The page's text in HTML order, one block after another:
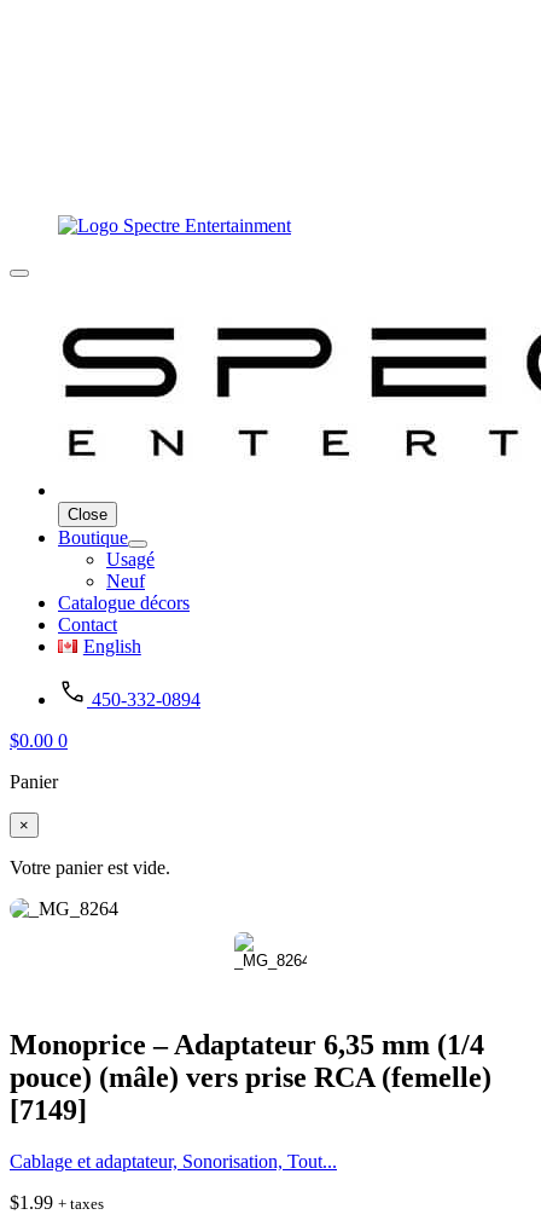
Close
Boutique
Usagé
Neuf
Catalogue décors
Contact
English
450-332-0894
$0.00 0
Panier
×
Votre panier est vide.
Monoprice – Adaptateur 6,35 mm (1/4
pouce) (mâle) vers prise RCA (femelle)
[7149]
Cablage et adaptateur, Sonorisation, Tout...
$1.99 + taxes